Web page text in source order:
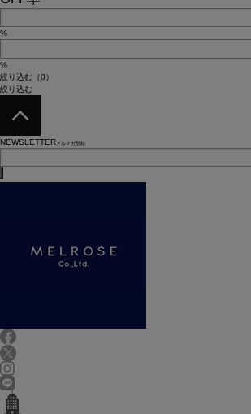
%
%
絞り込む（0）
絞り込む
NEWSLETTERメルマガ登録